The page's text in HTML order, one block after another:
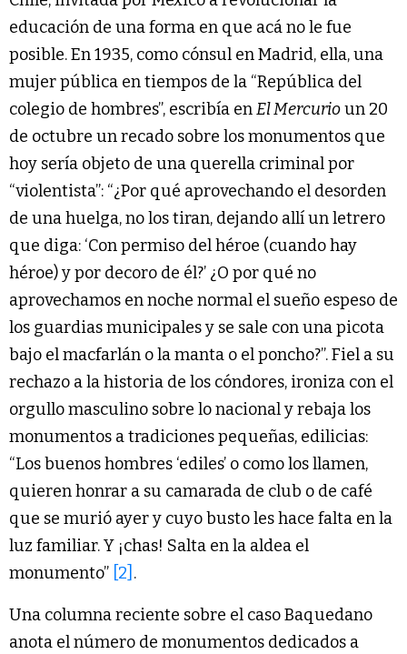
educación de una forma en que acá no le fue
posible. En 1935, como cónsul en Madrid, ella, una
mujer pública en tiempos de la “República del
colegio de hombres”, escribía enEl Mercurioun 20
de octubre un recado sobre los monumentos que
hoy sería objeto de una querella criminal por
“violentista”: “¿Por qué aprovechando el desorden
de una huelga, no los tiran, dejando allí un letrero
que diga: ‘Con permiso del héroe (cuando hay
héroe) y por decoro de él?’ ¿O por qué no
aprovechamos en noche normal el sueño espeso de
los guardias municipales y se sale con una picota
bajo el macfarlán o la manta o el poncho?”. Fiel a su
rechazo a la historia de los cóndores, ironiza con el
orgullo masculino sobre lo nacional y rebaja los
monumentos a tradiciones pequeñas, edilicias:
“Los buenos hombres ‘ediles’ o como los llamen,
quieren honrar a su camarada de club o de café
que se murió ayer y cuyo busto les hace falta en la
luz familiar. Y ¡chas! Salta en la aldea el
monumento” [2] .
Una columna reciente sobre el caso Baquedano
anota el número de monumentos dedicados a